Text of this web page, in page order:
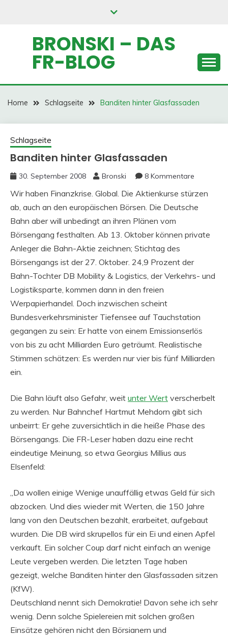
BRONSKI – DAS
FR-BLOG
Home Schlagseite Banditen hinter Glasfassaden
Schlagseite
Banditen hinter Glasfassaden
30. September 2008 Bronski 8 Kommentare
Wir haben Finanzkrise. Global. Die Aktienkurse stürzen
ab, auch an den europäischen Börsen. Die Deutsche
Bahn aber will unbedingt an ihren Plänen vom
Börsengang festhalten. Ab 13. Oktober können private
Anleger die Bahn-Aktie zeichnen; Stichtag des
Börsengangs ist der 27. Oktober. 24,9 Prozent der
Bahn-Tochter DB Mobility & Logistics, der Verkehrs- und
Logistiksparte, kommen dann in den freien
Werpapierhandel. Doch inzwischen scheint
Bundesverkehrsminister Tiefensee auf Tauchstation
gegangen zu sein: Er hatte von einem Emissionserlös
von bis zu acht Milliarden Euro geträumt. Realistische
Stimmen schätzen: Es werden nur vier bis fünf Milliarden
ein.
Die Bahn läuft also Gefahr, weit unter Wert verscherbelt
zu werden. Nur Bahnchef Hartmut Mehdorn gibt sich
unbeirrt: Er gehe zuversichtlich in die heiße Phase des
Börsengangs. Die FR-Leser haben dazu eine recht
eindeutige Meinung, so etwa Georgius Millius aus
Elsenfeld:
„Da wollen einige Wenige unauffällig etwas Geld für sich
abzocken. Und dies wieder mit Werten, die 150 Jahre
lang von den Deutschen bezahlt, erarbeitet, aufgebaut
wurden. Die DB wird skrupellos für ein Ei und einen Apfel
verkauft. Ein solcher Coup darf nicht einfach an wenige
Leute vergeben werden. Die letzten Tage haben
gezeigt, welche Banditen hinter den Glasfassaden sitzen
(KfW).
Deutschland nennt sich Demokratie! Davon sehe ich sehr
wenig. Denn solche Spielereien mit solchen großen
Einsätze gehören nicht den Börsianern und